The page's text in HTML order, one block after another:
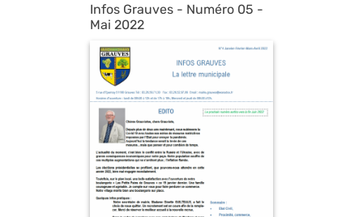
Infos Grauves - Numéro 05 -
Mai 2022